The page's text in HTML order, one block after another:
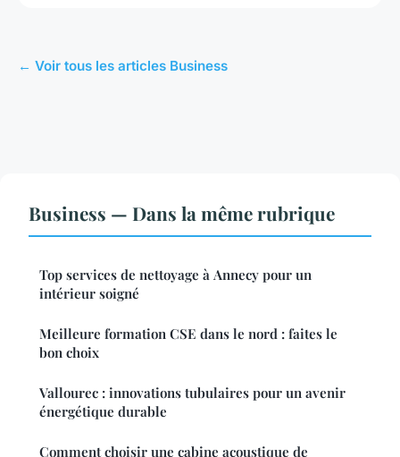
← Voir tous les articles Business
Business — Dans la même rubrique
Top services de nettoyage à Annecy pour un
intérieur soigné
Meilleure formation CSE dans le nord : faites le
bon choix
Vallourec : innovations tubulaires pour un avenir
énergétique durable
Comment choisir une cabine acoustique de